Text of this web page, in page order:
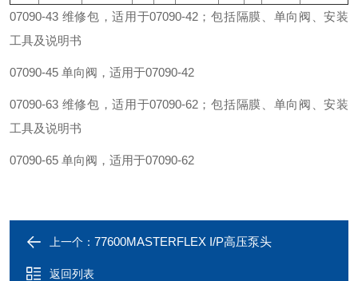
07090-43 维修包，适用于07090-42；包括隔膜、单向阀、安装
工具及说明书
07090-45 单向阀，适用于07090-42
07090-63 维修包，适用于07090-62；包括隔膜、单向阀、安装
工具及说明书
07090-65 单向阀，适用于07090-62
上一个： 77600MASTERFLEX I/P高压泵头
返回列表